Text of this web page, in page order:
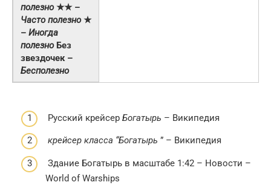
полезно★★ –
Часто полезно★
– Иногда
полезноБез
звездочек –
Бесполезно
Русский крейсер Богатырь – Википедия
крейсер класса “Богатырь ” – Википедия
Здание Богатырь в масштабе 1:42 – Новости –
World of Warships